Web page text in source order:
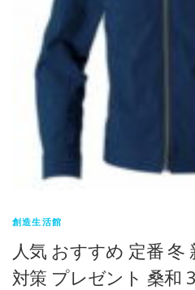
創造生活館
人気 おすすめ 定番 冬
対策 プレゼント 桑和